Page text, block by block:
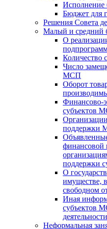
Исполнение
Бюджет для
Решения Совета
Малый и средний
О
Количество
Число
МСП
Оборот
Финансово-
субъектов
поддержки
поддержки
О
имуществе,
свободном
Иная
субъектов
Неформальная